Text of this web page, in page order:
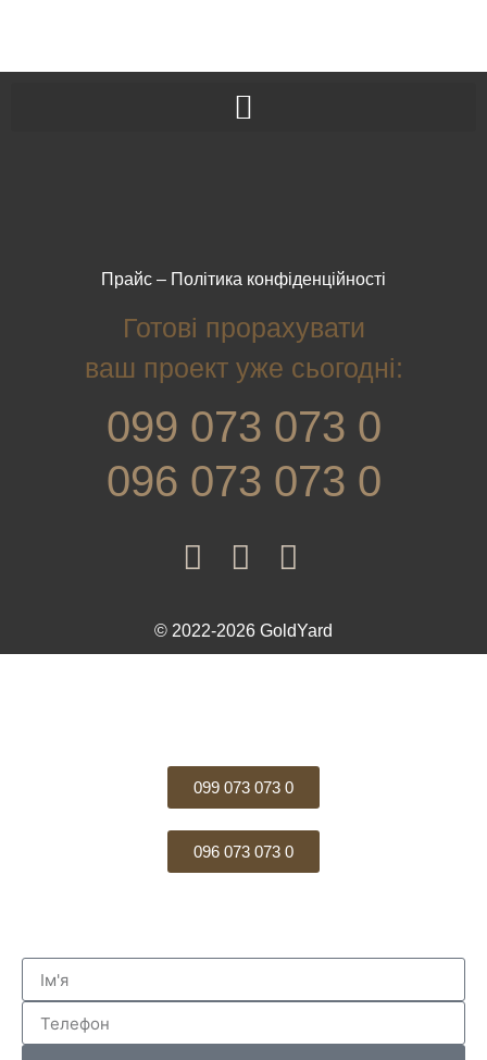
Прайс – Політика конфіденційності
Готові прорахувати
ваш проект уже сьогодні:
099 073 073 0
096 073 073 0
© 2022-2026 GoldYard
099 073 073 0
096 073 073 0